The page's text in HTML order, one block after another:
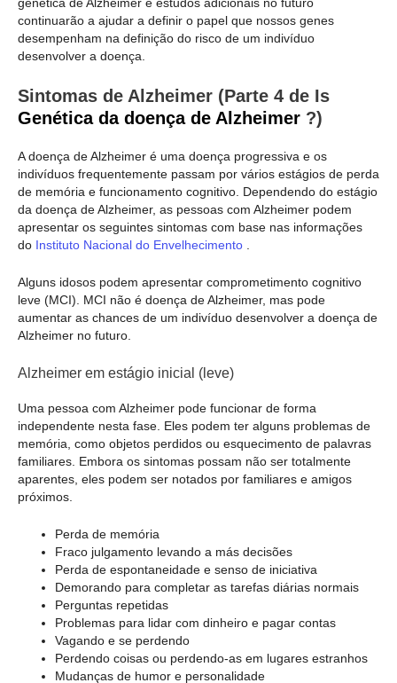
genética de Alzheimer e estudos adicionais no futuro
continuarão a ajudar a definir o papel que nossos genes
desempenham na definição do risco de um indivíduo
desenvolver a doença.
Sintomas de Alzheimer (Parte 4 de Is
Genética da doença de Alzheimer ?)
A doença de Alzheimer é uma doença progressiva e os
indivíduos frequentemente passam por vários estágios de perda
de memória e funcionamento cognitivo. Dependendo do estágio
da doença de Alzheimer, as pessoas com Alzheimer podem
apresentar os seguintes sintomas com base nas informações
do Instituto Nacional do Envelhecimento
Alguns idosos podem apresentar comprometimento cognitivo
leve (MCI). MCI não é doença de Alzheimer, mas pode
aumentar as chances de um indivíduo desenvolver a doença de
Alzheimer no futuro.
Alzheimer em estágio inicial (leve)
Uma pessoa com Alzheimer pode funcionar de forma
independente nesta fase. Eles podem ter alguns problemas de
memória, como objetos perdidos ou esquecimento de palavras
familiares. Embora os sintomas possam não ser totalmente
aparentes, eles podem ser notados por familiares e amigos
próximos.
Perda de memória
Fraco julgamento levando a más decisões
Perda de espontaneidade e senso de iniciativa
Demorando para completar as tarefas diárias normais
Perguntas repetidas
Problemas para lidar com dinheiro e pagar contas
Vagando e se perdendo
Perdendo coisas ou perdendo-as em lugares estranhos
Mudanças de humor e personalidade